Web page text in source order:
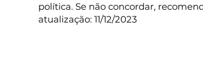
política. Se não concordar,
atualização: 11/12/2023